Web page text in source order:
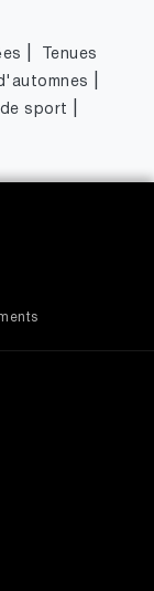
Tenues
de sport